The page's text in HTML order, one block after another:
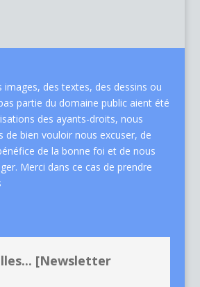
images, des textes, des dessins ou
partie du domaine public aient été
des ayants-droits, nous
de bien vouloir nous excuser, de
de la bonne foi et de nous
Merci dans ce cas de prendre
[Newsletter